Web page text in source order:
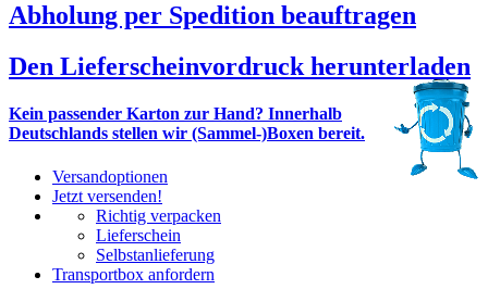
Abholung per Spedition beauftragen
Den Lieferscheinvordruck herunterladen
Kein passender Karton zur Hand? Innerhalb
Deutschlands stellen wir (Sammel-)Boxen bereit.
Versandoptionen
Jetzt versenden!
Richtig verpacken
Lieferschein
Selbstanlieferung
Transportbox anfordern